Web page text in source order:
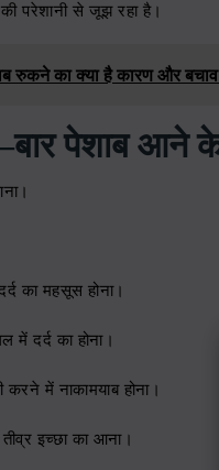
परेशानी से जूझ रहा है।
रुकने का क्या है कारण और
बार पेशाब आने
का महसूस होना।
दर्द का होना।
में नाकामयाब होना।
इच्छा का आना।